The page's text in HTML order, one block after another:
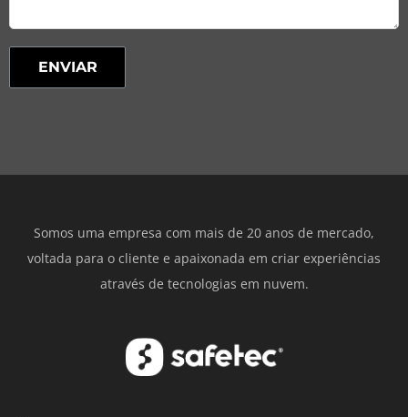
Somos uma empresa com mais de 20 anos de mercado,
voltada para o cliente e apaixonada em criar experiências
através de tecnologias em nuvem.